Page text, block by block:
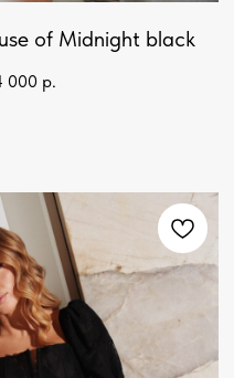
of Midnight black
000 р.